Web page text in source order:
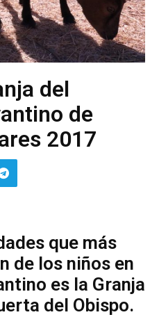
del
de
2017
que más
de los niños en
es la Granja
del Obispo.